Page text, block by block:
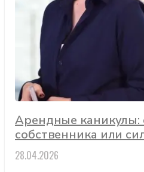
Арендные каникулы:
собственника или
28.04.2026